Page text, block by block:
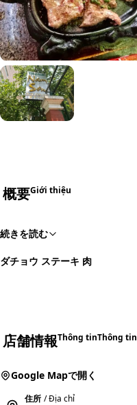
概要Giới thiệu
続きを読む
ダチョウ ステーキ 肉
店舗情報Thông tinThông tin
Google Mapで開く
住所 / Địa chỉ